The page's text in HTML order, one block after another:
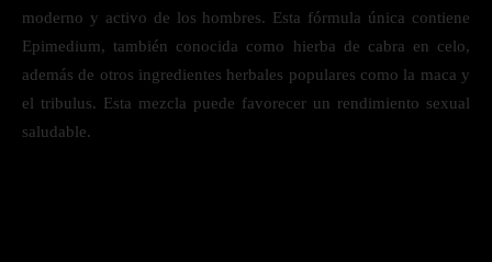
moderno y activo de los hombres. Esta fórmula única contiene
Epimedium, también conocida como hierba de cabra en celo,
además de otros ingredientes herbales populares como la maca y
el tribulus. Esta mezcla puede favorecer un rendimiento sexual
saludable.